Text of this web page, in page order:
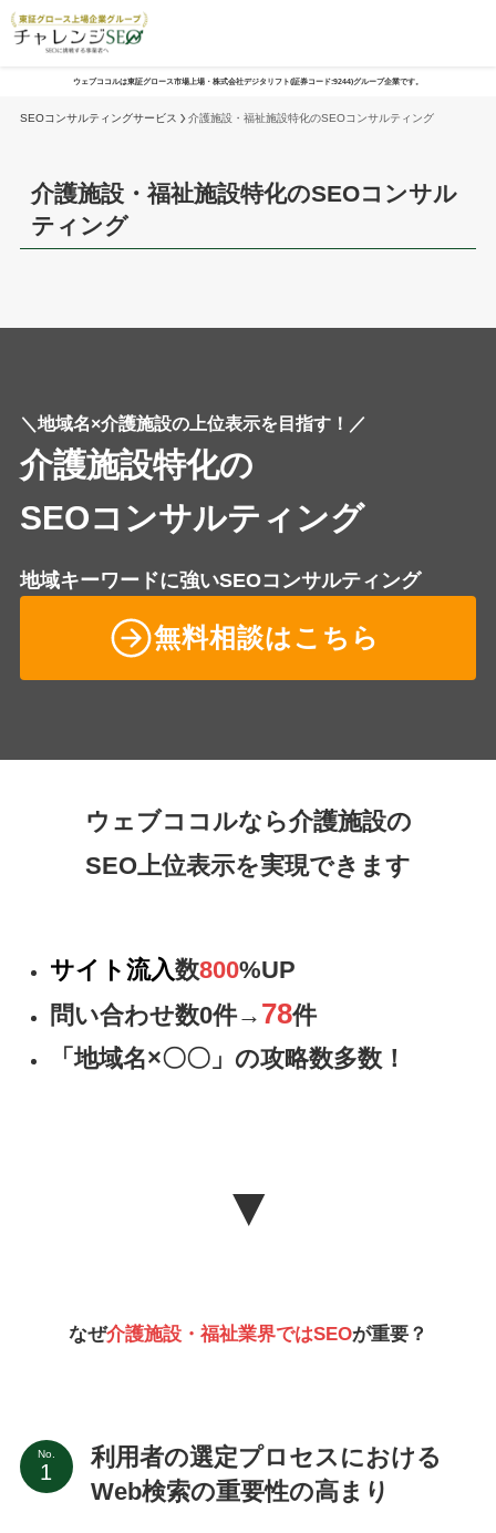
ウェブココルは東証グロース市場上場・株式会社デジタリフト(証券コード:9244)グループ企業です。
SEOコンサルティングサービス 介護施設・福祉施設特化のSEOコンサルティング
介護施設・福祉施設特化のSEOコンサル
ティング
＼地域名×介護施設の上位表示を目指す！／
介護施設特化の
SEOコンサルティング
地域キーワードに強いSEOコンサルティング
無料相談はこちら
ウェブココルなら介護施設の
SEO上位表示を実現できます
サイト流入数800%UP
問い合わせ数0件→ 78件
「地域名×〇〇」の攻略数多数！
▼
なぜ介護施設・福祉業界ではSEOが重要？
No.
利用者の選定プロセスにおける
Web検索の重要性の高まり